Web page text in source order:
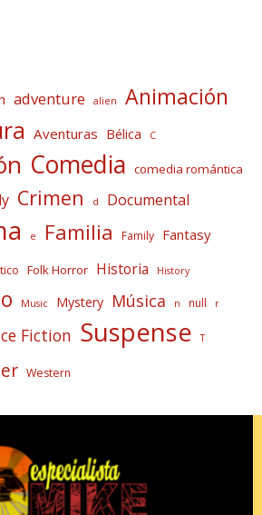
adventure alien Animación
Aventuras Bélica C
Comedia comedia romántica
Crimen d Documental
e Familia Family Fantasy
Folk Horror Historia History
Music Mystery Música n null r
Fiction Suspense T
Western